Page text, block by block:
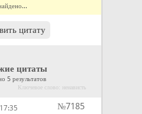
цитату
цитаты
5 результатов
Ключевое слово: ненависть
№7185